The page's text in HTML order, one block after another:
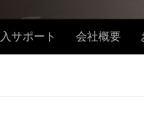
サポート 会社概要